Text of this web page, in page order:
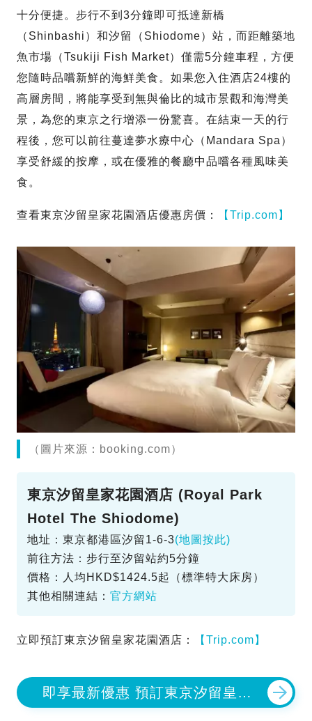
十分便捷。步行不到3分鐘即可抵達新橋
（Shinbashi）和汐留（Shiodome）站，而距離築地
魚市場（Tsukiji Fish Market）僅需5分鐘車程，方便
您隨時品嚐新鮮的海鮮美食。如果您入住酒店24樓的
高層房間，將能享受到無與倫比的城市景觀和海灣美
景，為您的東京之行增添一份驚喜。在結束一天的行
程後，您可以前往蔓達夢水療中心（Mandara Spa）
享受舒緩的按摩，或在優雅的餐廳中品嚐各種風味美
食。
查看東京汐留皇家花園酒店優惠房價： 【Trip.com】
（圖片來源：booking.com）
東京汐留皇家花園酒店 (Royal Park
Hotel The Shiodome)
地址：東京都港區汐留1-6-3(地圖按此)
前往方法：步行至汐留站約5分鐘
價格：人均HKD$1424.5起（標準特大床房）
其他相關連結： 官方網站
立即預訂東京汐留皇家花園酒店： 【Trip.com】
即享最新優惠 預訂東京汐留皇家
花園酒店